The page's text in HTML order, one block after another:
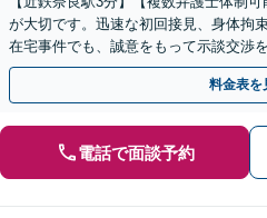
が大切です。迅速な初回接見、身体拘
在宅事件でも、誠意をもって示談交渉
め、今後の方針だけでも考えてみませ
料金表を
電話で面談予約